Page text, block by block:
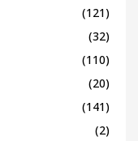
(121)
(32)
(110)
(20)
(141)
(2)